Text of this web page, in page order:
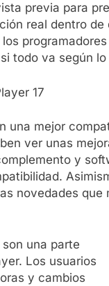
previa para
real dentro
todo va según lo
17
una mejor
ver unas
y
novedades que
una parte
Los usuarios
y cambios